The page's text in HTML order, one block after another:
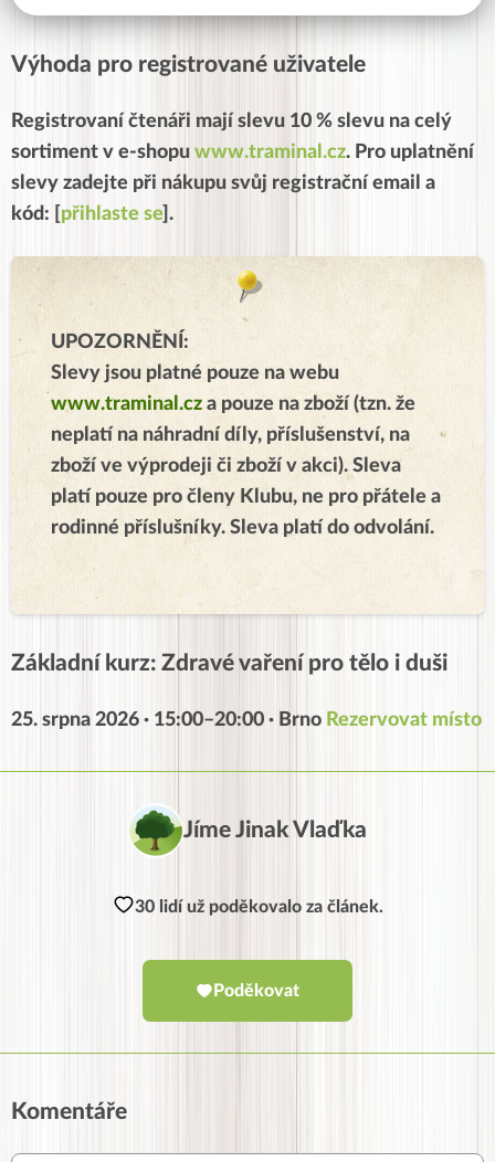
Výhoda pro registrované uživatele
Registrovaní čtenáři mají slevu 10 % slevu na celý
sortiment v e-shopu www.traminal.cz. Pro uplatnění
slevy zadejte při nákupu svůj registrační email a
kód: [ přihlaste se ].
UPOZORNĚNÍ:
Slevy jsou platné pouze na webu
www.traminal.cz a pouze na zboží (tzn. že
neplatí na náhradní díly, příslušenství, na
zboží ve výprodeji či zboží v akci). Sleva
platí pouze pro členy Klubu, ne pro přátele a
rodinné příslušníky. Sleva platí do odvolání.
Základní kurz: Zdravé vaření pro tělo i duši
25. srpna 2026 · 15:00–20:00 · Brno Rezervovat místo
Jíme Jinak Vlaďka
30 lidí už poděkovalo za článek.
Poděkovat
Komentáře